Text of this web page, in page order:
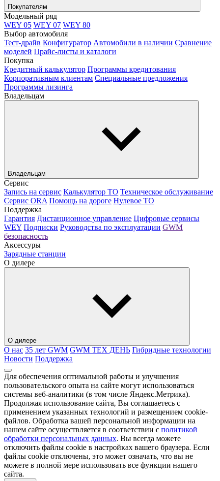
Покупателям
Модельный ряд
WEY 05 WEY 07 WEY 80
Выбор автомобиля
Тест-драйв Конфигуратор Автомобили в наличии Сравнение
моделей Прайс-листы и каталоги
Покупка
Кредитный калькулятор Программы кредитования
Корпоративным клиентам Специальные предложения
Программы лизинга
Владельцам
Владельцам
Сервис
Запись на сервис Калькулятор ТО Техническое обслуживание
Сервис ORA Помощь на дороге Нулевое ТО
Поддержка
Гарантия Дистанционное управление Цифровые сервисы
WEY Подписки Руководства по эксплуатации GWM
безопасность
Аксессуры
Зарядные станции
О дилере
О дилере
О нас 35 лет GWM GWM ТЕХ ДЕНЬ Гибридные технологии
Новости Поддержка
Для обеспечения оптимальной работы и улучшения
пользовательского опыта на сайте могут использоваться
системы веб-аналитики (в том числе Яндекс.Метрика).
Продолжая использование сайта, Вы соглашаетесь с
применением указанных технологий и размещением cookie-
файлов. Обработка вашей персональной информации на
нашем сайте осуществляется в соответствии с политикой
обработки персональных данных. Вы всегда можете
отключить файлы cookie в настройках вашего браузера. Если
файлы cookie отключены, это может означать, что вы не
можете в полной мере использовать все функции нашего
сайта.